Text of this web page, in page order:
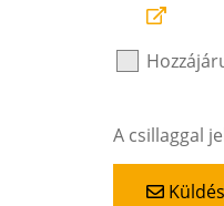
A csillaggal
Küldés